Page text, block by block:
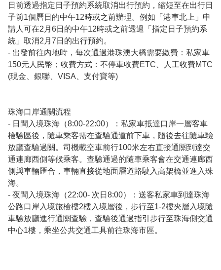
日前透過指定日子預約系統取消出行預約，縮短至在出行日
子前1個曆日的中午12時或之前辦理。例如「港車北上」申
請人可在2月6日的中午12時或之前透過「指定日子預約系
統」取消2月7日的出行預約。
- 出發前往內地時，每次通過港珠澳大橋需要繳費：私家車
150元人民幣；收費方式：不停車收費ETC、人工收費MTC
(現金、銀聯、VISA、支付寶等)
珠海口岸通關流程
- 日間入境珠海（8:00-22:00）：私家車抵達口岸一層客車
檢驗區後，隨車乘客需在查驗通道前下車，隨後去往隨車驗
放廳查驗過關。司機載空車前行100米左右直接通關到達交
通連廊西側等候乘客。查驗通過的隨車乘客會在交通連廊西
側與車輛匯合，車輛直接從地面層道路駛入高架橋並進入珠
海。
- 夜間入境珠海（22:00- 次日8:00）：送客私家車到達珠海
公路口岸入境旅檢樓2樓入境層後，步行至1-2樓夾層入境隨
車驗放廳進行通關查驗，查驗後通過指引步行至珠海側交通
中心1樓，乘坐公共交通工具前往珠海市區。